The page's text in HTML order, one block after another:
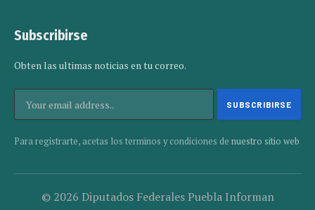
Subscribirse
Obten las ultimas noticias en tu correo.
Para registrarte, acetas los terminos y condiciones de nuestro sitio web
© 2026 Diputados Federales Puebla Informan